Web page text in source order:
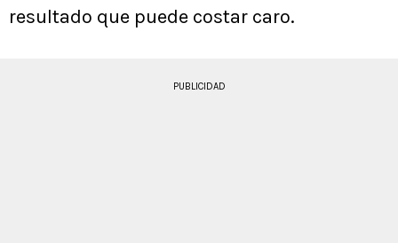
resultado que puede costar caro.
PUBLICIDAD